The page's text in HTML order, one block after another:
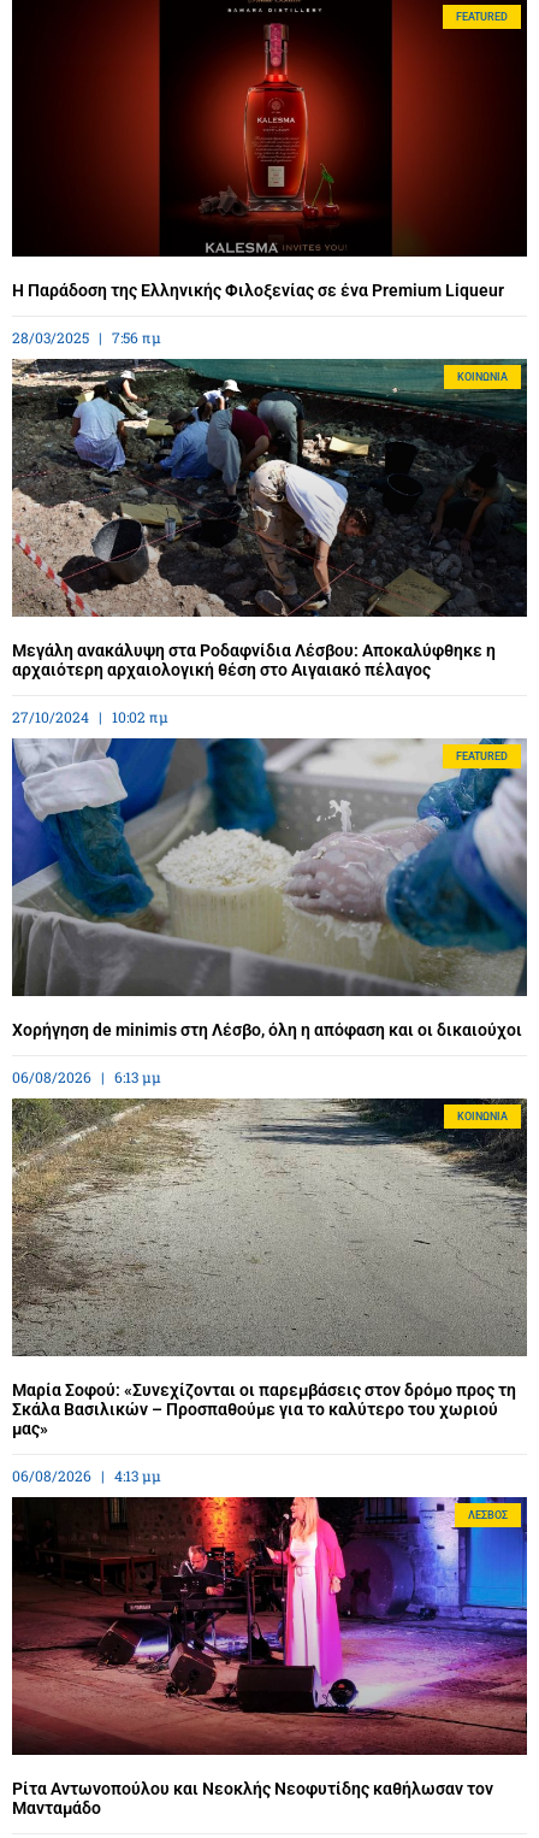
FEATURED
Η Παράδοση της Ελληνικής Φιλοξενίας σε ένα Premium Liqueur
28/03/2025 7:56 πμ
ΚΟΙΝΩΝΊΑ
Μεγάλη ανακάλυψη στα Ροδαφνίδια Λέσβου: Αποκαλύφθηκε η
αρχαιότερη αρχαιολογική θέση στο Αιγαιακό πέλαγος
27/10/2024 10:02 πμ
FEATURED
Χορήγηση de minimis στη Λέσβο, όλη η απόφαση και οι δικαιούχοι
06/08/2026 6:13 μμ
ΚΟΙΝΩΝΊΑ
Μαρία Σοφού: «Συνεχίζονται οι παρεμβάσεις στον δρόμο προς τη
Σκάλα Βασιλικών – Προσπαθούμε για το καλύτερο του χωριού
μας»
06/08/2026 4:13 μμ
ΛΈΣΒΟΣ
Ρίτα Αντωνοπούλου και Νεοκλής Νεοφυτίδης καθήλωσαν τον
Μανταμάδο